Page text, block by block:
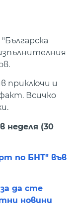
приключи и
Всичко
неделя (30
по БНТ" във
да сте
новини